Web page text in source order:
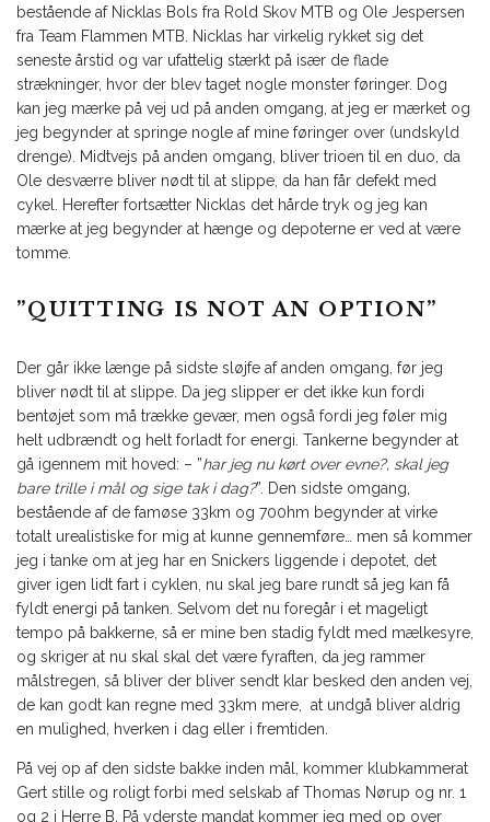
bestående af Nicklas Bols fra Rold Skov MTB og Ole Jespersen
fra Team Flammen MTB. Nicklas har virkelig rykket sig det
seneste årstid og var ufattelig stærkt på især de flade
strækninger, hvor der blev taget nogle monster føringer. Dog
kan jeg mærke på vej ud på anden omgang, at jeg er mærket og
jeg begynder at springe nogle af mine føringer over (undskyld
drenge). Midtvejs på anden omgang, bliver trioen til en duo, da
Ole desværre bliver nødt til at slippe, da han får defekt med
cykel. Herefter fortsætter Nicklas det hårde tryk og jeg kan
mærke at jeg begynder at hænge og depoterne er ved at være
tomme.
”QUITTING IS NOT AN OPTION”
Der går ikke længe på sidste sløjfe af anden omgang, før jeg
bliver nødt til at slippe. Da jeg slipper er det ikke kun fordi
bentøjet som må trække gevær, men også fordi jeg føler mig
helt udbrændt og helt forladt for energi. Tankerne begynder at
gå igennem mit hoved: – ”har jeg nu kørt over evne?, skal jeg
bare trille i mål og sige tak i dag?”. Den sidste omgang,
bestående af de famøse 33km og 700hm begynder at virke
totalt urealistiske for mig at kunne gennemføre… men så kommer
jeg i tanke om at jeg har en Snickers liggende i depotet, det
giver igen lidt fart i cyklen, nu skal jeg bare rundt så jeg kan få
fyldt energi på tanken. Selvom det nu foregår i et mageligt
tempo på bakkerne, så er mine ben stadig fyldt med mælkesyre,
og skriger at nu skal skal det være fyraften, da jeg rammer
målstregen, så bliver der bliver sendt klar besked den anden vej,
de kan godt kan regne med 33km mere, at undgå bliver aldrig
en mulighed, hverken i dag eller i fremtiden.
På vej op af den sidste bakke inden mål, kommer klubkammerat
Gert stille og roligt forbi med selskab af Thomas Nørup og nr. 1
og 2 i Herre B. På yderste mandat kommer jeg med op over